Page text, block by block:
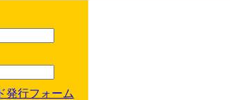
発行フォーム